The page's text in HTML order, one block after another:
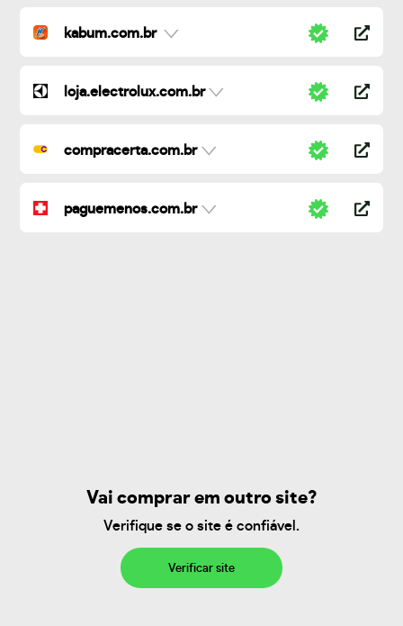
kabum.com.br
loja.electrolux.com.br
compracerta.com.br
paguemenos.com.br
Vai comprar em outro site?
Verifique se o site é confiável.
Verificar site